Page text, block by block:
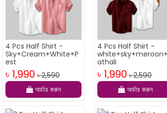
4 Pcs Half Shirt -
Sky+Cream+White+P
est
৳ 1,990 ৳ 2,590
অর্ডার করুন
4 Pcs Half Shirt -
athali
৳ 1,990 ৳ 2,590
অর্ডার করুন